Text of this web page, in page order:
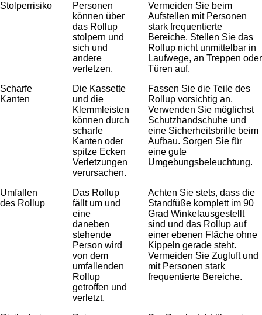
Stolperrisiko
Personen
können über
das Rollup
stolpern und
sich und
andere
verletzen.
Vermeiden Sie beim
Aufstellen mit Personen
stark frequentierte
Bereiche. Stellen Sie das
Rollup nicht unmittelbar in
Laufwege, an Treppen oder
Türen auf.
Scharfe
Kanten
Die Kassette
und die
Klemmleisten
können durch
scharfe
Kanten oder
spitze Ecken
Verletzungen
verursachen.
Fassen Sie die Teile des
Rollup vorsichtig an.
Verwenden Sie möglichst
Schutzhandschuhe und
eine Sicherheitsbrille beim
Aufbau. Sorgen Sie für
eine gute
Umgebungsbeleuchtung.
Umfallen
des Rollup
Das Rollup
fällt um und
eine
daneben
stehende
Person wird
von dem
umfallenden
Rollup
getroffen und
verletzt.
Achten Sie stets, dass die
Standfüße komplett im 90
Grad Winkelausgestellt
sind und das Rollup auf
einer ebenen Fläche ohne
Kippeln gerade steht.
Vermeiden Sie Zugluft und
mit Personen stark
frequentierte Bereiche.